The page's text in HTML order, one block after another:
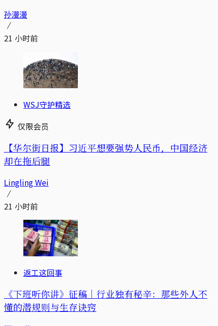
孙漫漫
21 小时前
WSJ守护精选
仅限会员
【华尔街日报】习近平想要强势人民币，中国经济
却在拖后腿
Lingling Wei
21 小时前
返工这回事
《下班听你讲》征稿｜行业独有秘辛：那些外人不
懂的潜规则与生存诀窍